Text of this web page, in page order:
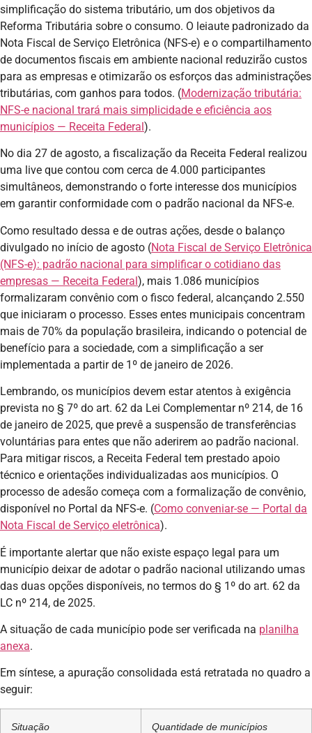
simplificação do sistema tributário, um dos objetivos da
Reforma Tributária sobre o consumo. O leiaute padronizado da
Nota Fiscal de Serviço Eletrônica (NFS-e) e o compartilhamento
de documentos fiscais em ambiente nacional reduzirão custos
para as empresas e otimizarão os esforços das administrações
tributárias, com ganhos para todos. (Modernização tributária:
NFS-e nacional trará mais simplicidade e eficiência aos
municípios — Receita Federal).
No dia 27 de agosto, a fiscalização da Receita Federal realizou
uma live que contou com cerca de 4.000 participantes
simultâneos, demonstrando o forte interesse dos municípios
em garantir conformidade com o padrão nacional da NFS-e.
Como resultado dessa e de outras ações, desde o balanço
divulgado no início de agosto (Nota Fiscal de Serviço Eletrônica
(NFS-e): padrão nacional para simplificar o cotidiano das
empresas — Receita Federal), mais 1.086 municípios
formalizaram convênio com o fisco federal, alcançando 2.550
que iniciaram o processo. Esses entes municipais concentram
mais de 70% da população brasileira, indicando o potencial de
benefício para a sociedade, com a simplificação a ser
implementada a partir de 1º de janeiro de 2026.
Lembrando, os municípios devem estar atentos à exigência
prevista no § 7º do art. 62 da Lei Complementar nº 214, de 16
de janeiro de 2025, que prevê a suspensão de transferências
voluntárias para entes que não aderirem ao padrão nacional.
Para mitigar riscos, a Receita Federal tem prestado apoio
técnico e orientações individualizadas aos municípios. O
processo de adesão começa com a formalização de convênio,
disponível no Portal da NFS-e. (Como conveniar-se — Portal da
Nota Fiscal de Serviço eletrônica).
É importante alertar que não existe espaço legal para um
município deixar de adotar o padrão nacional utilizando umas
das duas opções disponíveis, no termos do § 1º do art. 62 da
LC nº 214, de 2025.
A situação de cada município pode ser verificada na planilha
anexa.
Em síntese, a apuração consolidada está retratada no quadro a
seguir:
Situação Quantidade de municípios